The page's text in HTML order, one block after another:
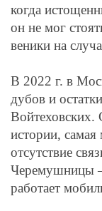
когда
он не мог
веники на
В 2022 г. в
дубов и
Войтеховских.
истории,
отсутствие
Черемушницы –
работает